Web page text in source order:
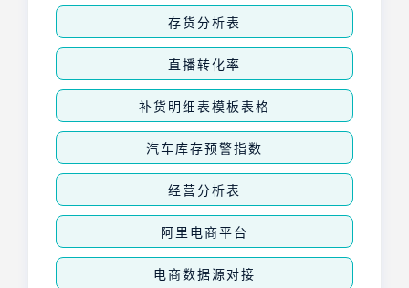
存货分析表
直播转化率
补货明细表模板表格
汽车库存预警指数
经营分析表
阿里电商平台
电商数据源对接